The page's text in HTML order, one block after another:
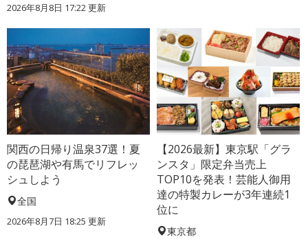
2026年8月8日 17:22更新
関西の日帰り温泉37選！夏
の琵琶湖や有馬でリフレッ
シュしよう
全国
2026年8月7日 18:25 更新
【2026最新】東京駅「グラ
ンスタ」限定弁当売上
TOP10を発表！芸能人御用
達の特製カレーが3年連続1
位に
東京都